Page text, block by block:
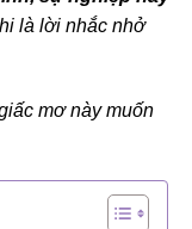
là lời nhắc nhở
mơ này muốn